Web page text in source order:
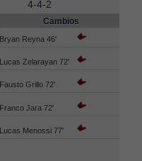
4-4-2
Cambios
Bryan Reyna 46'
Lucas Zelarayan 72'
Fausto Grillo 72'
Franco Jara 72'
Lucas Menossi 77'